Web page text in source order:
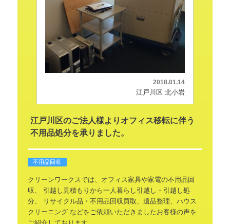
2018.01.14
江戸川区 北小岩
江戸川区のご法人様よりオフィス移転に伴う
不用品処分を承りました。
不用品回収
クリーンワークスでは、オフィス家具や家電の不用品回
収、
引越し見積もりから一人暮らし引越し・引越し処
分、
リサイクル品・不用品回収買取、遺品整理、ハウス
クリーニングなどをご依頼いただきましたお客様の声を